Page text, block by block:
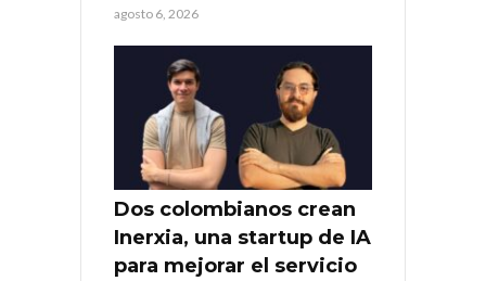
agosto 6, 2026
Dos colombianos crean
Inerxia, una startup de IA
para mejorar el servicio